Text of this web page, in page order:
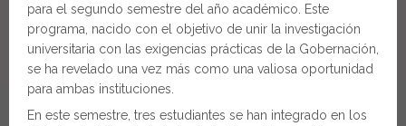
para el segundo semestre del año académico. Este
programa, nacido con el objetivo de unir la investigación
universitaria con las exigencias prácticas de la Gobernación,
se ha revelado una vez más como una valiosa oportunidad
para ambas instituciones.
En este semestre, tres estudiantes se han integrado en los